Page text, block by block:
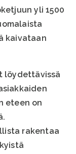
yli 1500
kaivataan
löydettävissä
eteen on
rakentaa